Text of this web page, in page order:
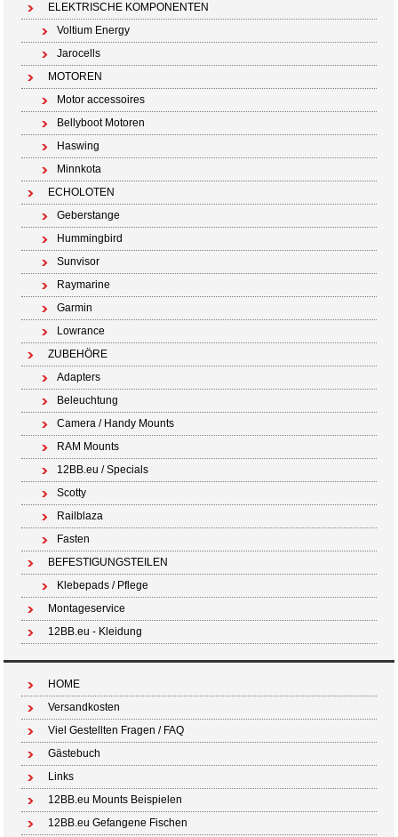
ELEKTRISCHE KOMPONENTEN
Voltium Energy
Jarocells
MOTOREN
Motor accessoires
Bellyboot Motoren
Haswing
Minnkota
ECHOLOTEN
Geberstange
Hummingbird
Sunvisor
Raymarine
Garmin
Lowrance
ZUBEHÖRE
Adapters
Beleuchtung
Camera / Handy Mounts
RAM Mounts
12BB.eu / Specials
Scotty
Railblaza
Fasten
BEFESTIGUNGSTEILEN
Klebepads / Pflege
Montageservice
12BB.eu - Kleidung
HOME
Versandkosten
Viel Gestellten Fragen / FAQ
Gästebuch
Links
12BB.eu Mounts Beispielen
12BB.eu Gefangene Fischen